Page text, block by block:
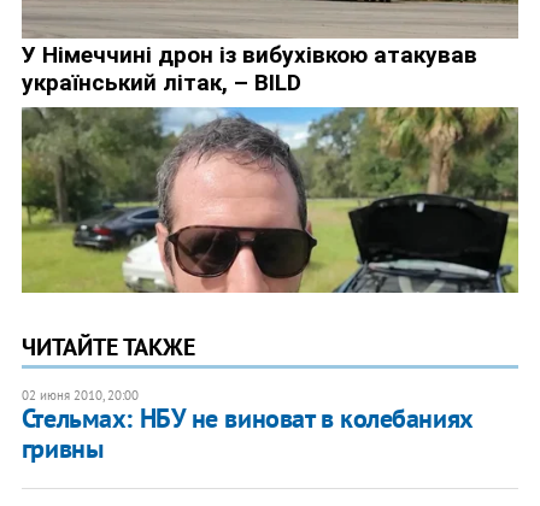
ЧИТАЙТЕ ТАКЖЕ
02 июня 2010, 20:00
Стельмах: НБУ не виноват в колебаниях
гривны